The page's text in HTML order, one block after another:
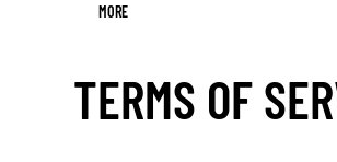
MORE
TERMS OF